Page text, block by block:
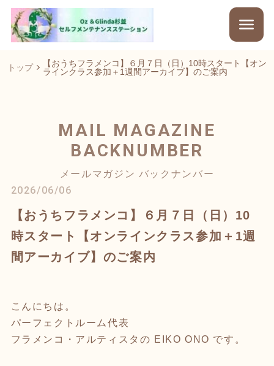
トップ
【おうちフラメンコ】６月７日（日）10時スタート【オン
ラインクラス参加＋1週間アーカイブ】のご案内
MAIL MAGAZINE
BACKNUMBER
メールマガジン バックナンバー
2026/06/06
【おうちフラメンコ】６月７日（日）10
時スタート【オンラインクラス参加＋1週
間アーカイブ】のご案内
こんにちは。
パーフェクトルーム代表
フラメンコ・アルティスタの EIKO ONO です。